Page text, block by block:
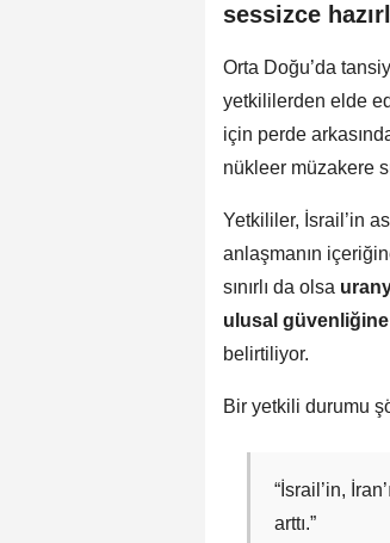
sessizce
Orta Doğu’da
yetkililerden elde
için perde
nükleer müzakere
Yetkililer, İsrail’in
anlaşmanın
sınırlı da olsa
ulusal
belirtiliyor.
Bir yetkili durumu
“İsrail’in,
arttı.”